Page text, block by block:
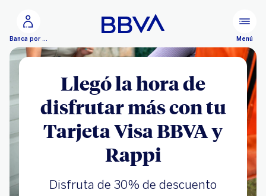
Banca por Internet Menú
Llegó la hora de
disfrutar más con tu
Tarjeta Visa BBVA y
Rappi
Disfruta de 30% de descuento